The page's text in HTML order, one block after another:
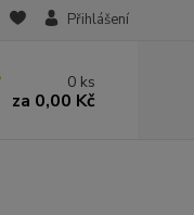
Přihlášení
0 ks
za 0,00 Kč